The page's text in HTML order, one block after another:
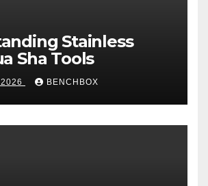
Stainless
Sha Tools
BENCHBOX